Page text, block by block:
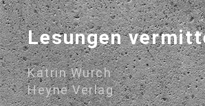
Lesungen
Katrin Wurch
Heyne Verlag